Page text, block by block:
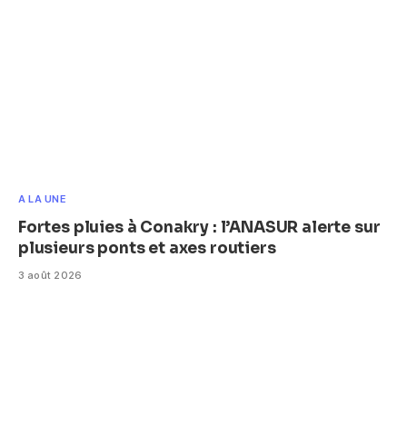
A LA UNE
Fortes pluies à Conakry : l’ANASUR alerte sur
plusieurs ponts et axes routiers
3 août 2026